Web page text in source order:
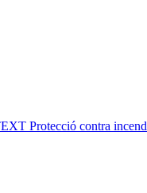
Protecció contra